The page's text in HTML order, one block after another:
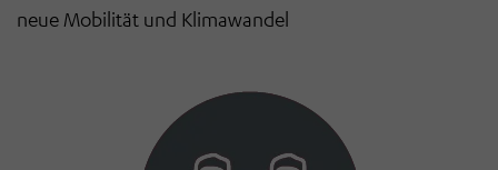
neue Mobilität und Klimawandel